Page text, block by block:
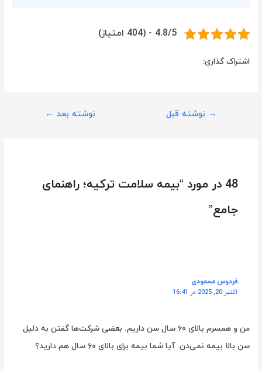
4.8/5 - (404 امتیاز)
اشتراک گذاری:
→ نوشته قبل نوشته بعد ←
48 در مورد “بیمه سلامت ترکیه؛ راهنمای
جامع”
فردوس محمودی
اکتبر 20, 2025 در 16:41
من و همسرم بالای ۶۰ سال سن داریم. بعضی شرکت‌ها گفتن به دلیل
سن بالا بیمه نمی‌دن. آیا شما بیمه برای بالای ۶۰ سال هم دارید؟